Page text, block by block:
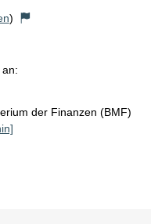
)
der Finanzen (BMF)